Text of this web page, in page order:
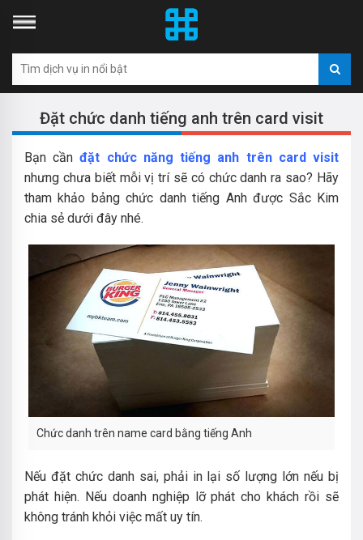
Đặt chức danh tiếng anh trên card visit
Bạn cầnđặt chức năng tiếng anh trên card visit
nhưng chưa biết mỗi vị trí sẽ có chức danh ra sao? Hãy
tham khảo bảng chức danh tiếng Anh được Sắc Kim
chia sẻ dưới đây nhé.
Chức danh trên name card bằng tiếng Anh
Nếu đặt chức danh sai, phải in lại số lượng lớn nếu bị
phát hiện. Nếu doanh nghiệp lỡ phát cho khách rồi sẽ
không tránh khỏi việc mất uy tín.